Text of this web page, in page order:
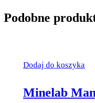
Podobne
Dodaj do koszyka
Minelab